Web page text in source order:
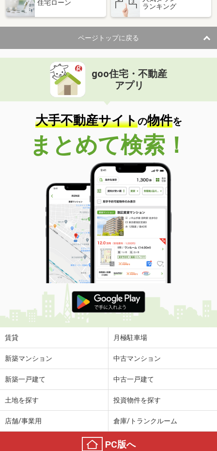
住宅ローン
ランキング
ページトップに戻る
goo住宅・不動産
アプリ
大手不動産サイトの物件を
まとめて検索！
賃貸 月極駐車場
新築マンション 中古マンション
新築一戸建て 中古一戸建て
土地を探す 投資物件を探す
店舗/事業用 倉庫/トランクルーム
PC版へ